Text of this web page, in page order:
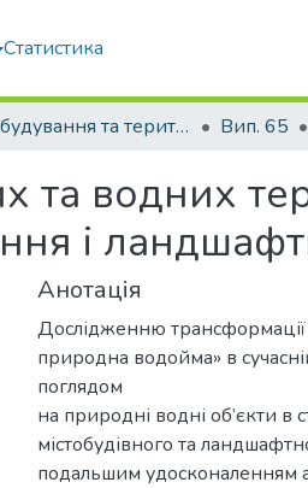
Статистика
Містобудування та територіальне планування Вип. 65
водних
і
Анотація
Дослідженню
природна водойма» в
поглядом
на природні водні об’єкти в
містобудівного та
подальшим удосконаленням